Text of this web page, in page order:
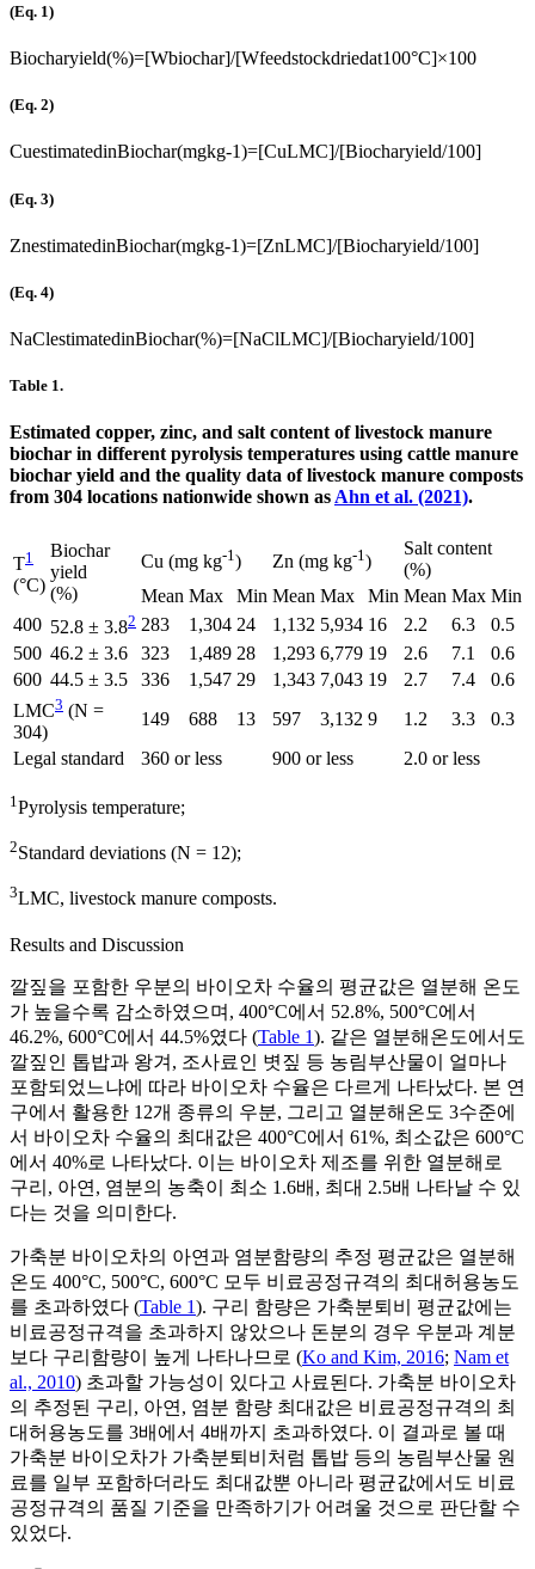
(Eq. 1)
Biocharyield(%)=[Wbiochar]/[Wfeedstockdriedat100°C]×100
(Eq. 2)
CuestimatedinBiochar(mgkg-1)=[CuLMC]/[Biocharyield/100]
(Eq. 3)
ZnestimatedinBiochar(mgkg-1)=[ZnLMC]/[Biocharyield/100]
(Eq. 4)
NaClestimatedinBiochar(%)=[NaClLMC]/[Biocharyield/100]
Table 1.
Estimated copper, zinc, and salt content of livestock manure
biochar in different pyrolysis temperatures using cattle manure
biochar yield and the quality data of livestock manure composts
from 304 locations nationwide shown as Ahn et al. (2021).
T1
(°C)
Biochar
yield
(%)
Cu (mg kg-1 ) Zn (mg kg-1 )
Salt content
(%)
Mean Max Min Mean Max Min Mean Max Min
400 52.8 ± 3.82 283 1,304 24 1,132 5,934 16 2.2 6.3
0.5
500 46.2 ± 3.6 323 1,489 28 1,293 6,779 19 2.6 7.1
0.6
600 44.5 ± 3.5 336 1,547 29 1,343 7,043 19 2.7 7.4
0.6
LMC3 (N =
304)
149 688 13 597 3,132 9 1.2 3.3
0.3
Legal standard
360 or less 900 or less 2.0 or less
1 Pyrolysis temperature;
2Standard deviations (N = 12);
3LMC, livestock manure composts.
Results and Discussion
깔짚을 포함한 우분의 바이오차 수율의 평균값은 열분해 온도
가 높을수록 감소하였으며, 400°C에서 52.8%, 500°C에서
46.2%, 600°C에서 44.5%였다 (Table 1). 같은 열분해온도에서도
깔짚인 톱밥과 왕겨, 조사료인 볏짚 등 농림부산물이 얼마나
포함되었느냐에 따라 바이오차 수율은 다르게 나타났다. 본 연
구에서 활용한 12개 종류의 우분, 그리고 열분해온도 3수준에
서 바이오차 수율의 최대값은 400°C에서 61%, 최소값은 600°C
에서 40%로 나타났다. 이는 바이오차 제조를 위한 열분해로
구리, 아연, 염분의 농축이 최소 1.6배, 최대 2.5배 나타날 수 있
다는 것을 의미한다.
가축분 바이오차의 아연과 염분함량의 추정 평균값은 열분해
온도 400°C, 500°C, 600°C 모두 비료공정규격의 최대허용농도
를 초과하였다 (Table 1). 구리 함량은 가축분퇴비 평균값에는
비료공정규격을 초과하지 않았으나 돈분의 경우 우분과 계분
보다 구리함량이 높게 나타나므로 (Ko and Kim, 2016; Nam et
al., 2010) 초과할 가능성이 있다고 사료된다. 가축분 바이오차
의 추정된 구리, 아연, 염분 함량 최대값은 비료공정규격의 최
대허용농도를 3배에서 4배까지 초과하였다. 이 결과로 볼 때
가축분 바이오차가 가축분퇴비처럼 톱밥 등의 농림부산물 원
료를 일부 포함하더라도 최대값뿐 아니라 평균값에서도 비료
공정규격의 품질 기준을 만족하기가 어려울 것으로 판단할 수
있었다.